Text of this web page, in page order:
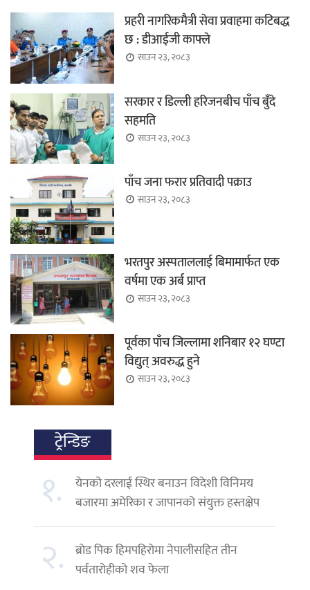
प्रहरी नागरिकमैत्री सेवा प्रवाहमा कटिबद्ध
छ : डीआईजी काफ्ले
साउन २३, २०८३
सरकार र डिल्ली हरिजनबीच पाँच बुँदे
सहमति
साउन २३, २०८३
पाँच जना फरार प्रतिवादी पक्राउ
साउन २३, २०८३
भरतपुर अस्पताललाई बिमामार्फत एक
वर्षमा एक अर्ब प्राप्त
साउन २३, २०८३
पूर्वका पाँच जिल्लामा शनिबार १२ घण्टा
विद्युत् अवरुद्ध हुने
साउन २३, २०८३
ट्रेन्डिङ
१.
येनको दरलाई स्थिर बनाउन विदेशी विनिमय
बजारमा अमेरिका र जापानको संयुक्त हस्तक्षेप
२. ब्रोड पिक हिमपहिरोमा नेपालीसहित तीन
पर्वतारोहीको शव फेला